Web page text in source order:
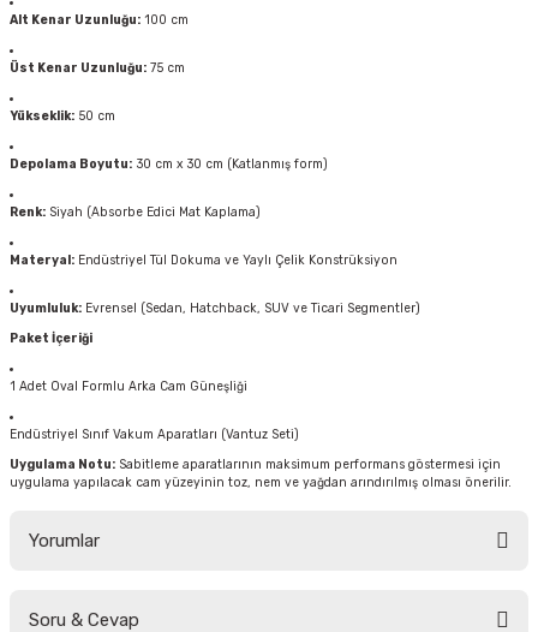
Alt Kenar Uzunluğu: 100 cm
Üst Kenar Uzunluğu: 75 cm
Yükseklik: 50 cm
Depolama Boyutu: 30 cm x 30 cm (Katlanmış form)
Renk: Siyah (Absorbe Edici Mat Kaplama)
Materyal: Endüstriyel Tül Dokuma ve Yaylı Çelik Konstrüksiyon
Uyumluluk: Evrensel (Sedan, Hatchback, SUV ve Ticari Segmentler)
Paket İçeriği
1 Adet Oval Formlu Arka Cam Güneşliği
Endüstriyel Sınıf Vakum Aparatları (Vantuz Seti)
Uygulama Notu: Sabitleme aparatlarının maksimum performans göstermesi için
uygulama yapılacak cam yüzeyinin toz, nem ve yağdan arındırılmış olması önerilir.
Yorumlar
Soru & Cevap